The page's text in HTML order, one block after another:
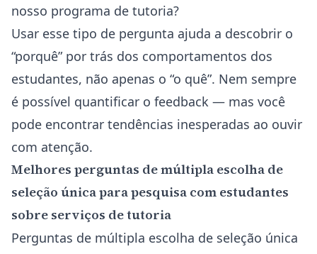
nosso programa de tutoria?
Usar esse tipo de pergunta ajuda a descobrir o
“porquê” por trás dos comportamentos dos
estudantes, não apenas o “o quê”. Nem sempre
é possível quantificar o feedback — mas você
pode encontrar tendências inesperadas ao ouvir
com atenção.
Melhores perguntas de múltipla escolha de
seleção única para pesquisa com estudantes
sobre serviços de tutoria
Perguntas de múltipla escolha de seleção única